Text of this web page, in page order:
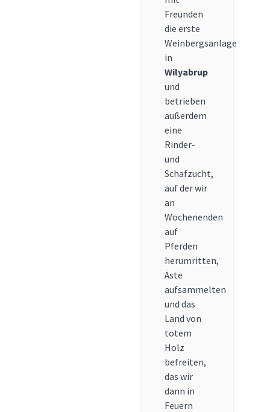
Freunden
die erste
Weinbergsanlage
in
Wilyabrup
und
betrieben
außerdem
eine
Rinder-
und
Schafzucht,
auf der wir
an
Wochenenden
auf
Pferden
herumritten,
Äste
aufsammelten
und das
Land von
totem
Holz
befreiten,
das wir
dann in
Feuern